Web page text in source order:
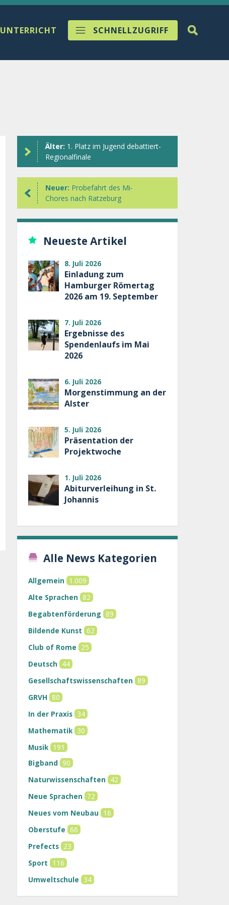
UNTERRICHT SCHNELLZUGRIFF
Älter: 1. Platz im Jugend debattiert-
Regionalfinale
Neuer: Probefahrt des Mi-
Chores nach Ratzeburg
Neueste Artikel
8. Juli 2026
Einladung zum
Hamburger Römertag
2026 am 19. September
7. Juli 2026
Ergebnisse des
Spendenlaufs im Mai
2026
6. Juli 2026
Morgenstimmung an der
Alster
5. Juli 2026
Präsentation der
Projektwoche
1. Juli 2026
Abiturverleihung in St.
Johannis
Alle News Kategorien
Allgemein 1.009
Alte Sprachen 82
Begabtenförderung 89
Bildende Kunst 62
Club of Rome 25
Deutsch 44
Gesellschaftswissenschaften 89
GRVH 80
In der Praxis 34
Mathematik 30
Musik 191
Bigband 90
Naturwissenschaften 42
Neue Sprachen 72
Neues vom Neubau 16
Oberstufe 66
Prefects 23
Sport 116
Umweltschule 34